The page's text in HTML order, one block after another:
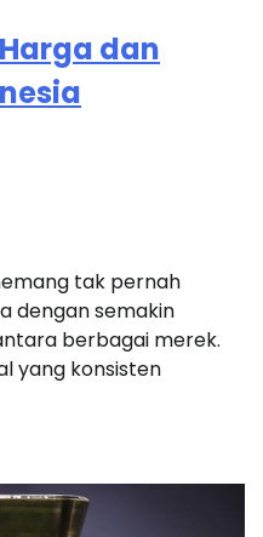
dan
tak pernah
dengan semakin
berbagai merek.
yang konsisten